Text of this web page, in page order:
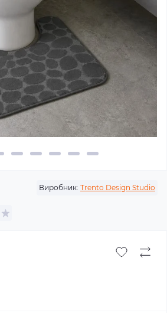
Виробник: Trento Design Studio